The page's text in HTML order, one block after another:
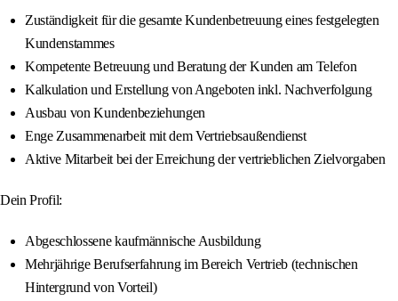
Zuständigkeit für die gesamte Kundenbetreuung eines festgelegten
Kundenstammes
Kompetente Betreuung und Beratung der Kunden am Telefon
Kalkulation und Erstellung von Angeboten inkl. Nachverfolgung
Ausbau von Kundenbeziehungen
Enge Zusammenarbeit mit dem Vertriebsaußendienst
Aktive Mitarbeit bei der Erreichung der vertrieblichen Zielvorgaben
Dein Profil:
Abgeschlossene kaufmännische Ausbildung
Mehrjährige Berufserfahrung im Bereich Vertrieb (technischen
Hintergrund von Vorteil)